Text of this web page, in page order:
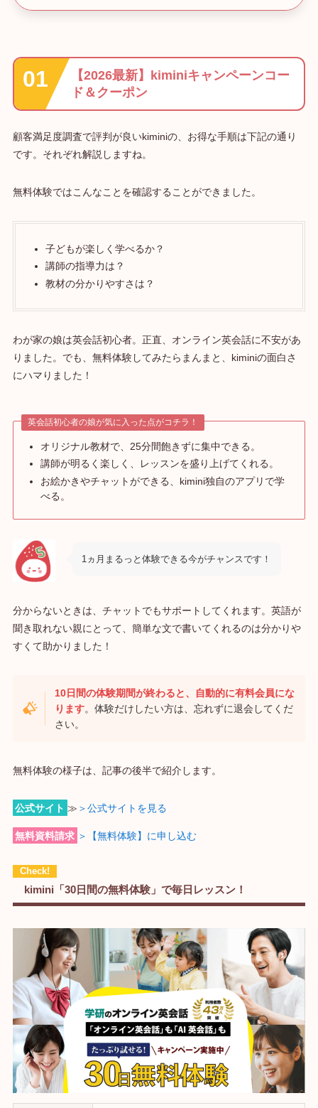
【2026最新】kiminiキャンペーンコー
ド＆クーポン
顧客満足度調査で評判が良いkiminiの、お得な手順は下記の通り
です。それぞれ解説しますね。
無料体験ではこんなことを確認することができました。
子どもが楽しく学べるか？
講師の指導力は？
教材の分かりやすさは？
わが家の娘は英会話初心者。正直、オンライン英会話に不安があ
りました。でも、無料体験してみたらまんまと、kiminiの面白さ
にハマりました！
英会話初心者の娘が気に入った点がコチラ！
オリジナル教材で、25分間飽きずに集中できる。
講師が明るく楽しく、レッスンを盛り上げてくれる。
お絵かきやチャットができる、kimini独自のアプリで学
べる。
1ヵ月まるっと体験できる今がチャンスです！
分からないときは、チャットでもサポートしてくれます。英語が
聞き取れない親にとって、簡単な文で書いてくれるのは分かりや
すくて助かりました！
10日間の体験期間が終わると、自動的に有料会員にな
ります。体験だけしたい方は、忘れずに退会してくだ
さい。
無料体験の様子は、記事の後半で紹介します。
公式サイト ≫ ＞公式サイトを見る
無料資料請求 ＞【無料体験】に申し込む
kimini「30日間の無料体験」で毎日レッスン！